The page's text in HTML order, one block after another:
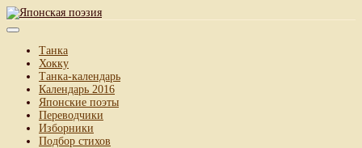
Танка
Хокку
Танка-календарь
Календарь 2016
Японские поэты
Переводчики
Изборники
Подбор стихов